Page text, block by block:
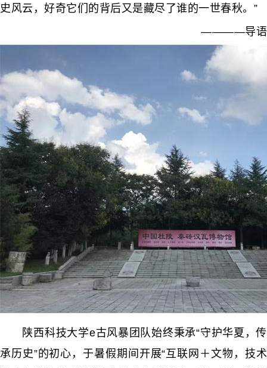
史风云，好奇它们的背后又是藏尽了谁的一世春秋。”
————导语
陕西科技大学e古风暴团队始终秉承“守护华夏，传
承历史”的初心，于暑假期间开展“互联网＋文物，技术